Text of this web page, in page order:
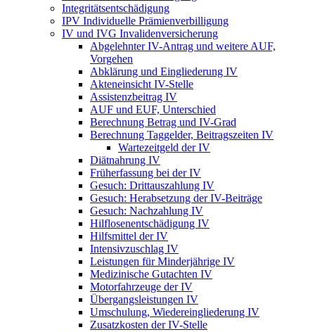
Integritätsentschädigung
IPV Individuelle Prämienverbilligung
IV und IVG Invalidenversicherung
Abgelehnter IV-Antrag und weitere AUF,
Vorgehen
Abklärung und Eingliederung IV
Akteneinsicht IV-Stelle
Assistenzbeitrag IV
AUF und EUF, Unterschied
Berechnung Betrag und IV-Grad
Berechnung Taggelder, Beitragszeiten IV
Wartezeitgeld der IV
Diätnahrung IV
Früherfassung bei der IV
Gesuch: Drittauszahlung IV
Gesuch: Herabsetzung der IV-Beiträge
Gesuch: Nachzahlung IV
Hilflosenentschädigung IV
Hilfsmittel der IV
Intensivzuschlag IV
Leistungen für Minderjährige IV
Medizinische Gutachten IV
Motorfahrzeuge der IV
Übergangsleistungen IV
Umschulung, Wiedereingliederung IV
Zusatzkosten der IV-Stelle